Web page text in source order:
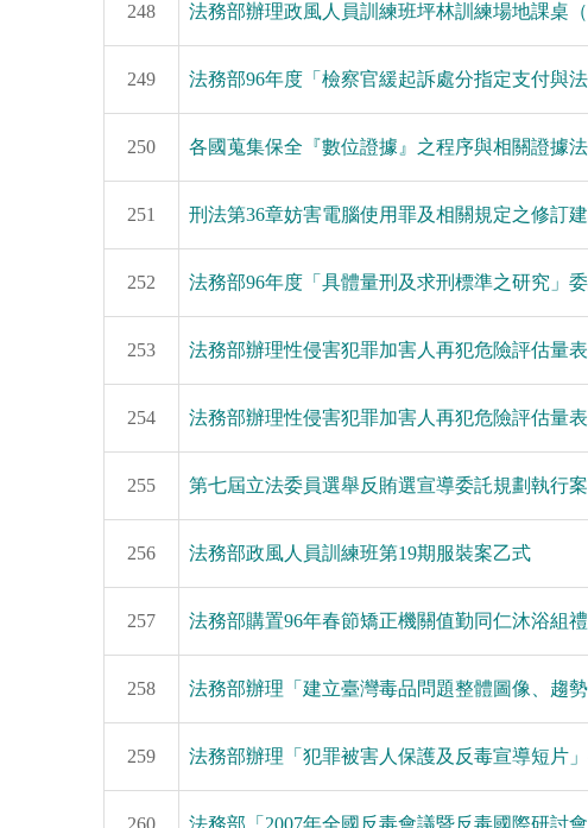
248 法務部辦理政風人員訓練班坪林訓練場地課桌
249 法務部96年度「檢察官緩起訴處分指定支付與
250 各國蒐集保全『數位證據』之程序與相關證據
251 刑法第36章妨害電腦使用罪及相關規定之修訂
252 法務部96年度「具體量刑及求刑標準之研究」
253 法務部辦理性侵害犯罪加害人再犯危險評估量
254 法務部辦理性侵害犯罪加害人再犯危險評估量
255 第七屆立法委員選舉反賄選宣導委託規劃執行案
256 法務部政風人員訓練班第19期服裝案乙式
257 法務部購置96年春節矯正機關值勤同仁沐浴組
258 法務部辦理「建立臺灣毒品問題整體圖像、趨
259 法務部辦理「犯罪被害人保護及反毒宣導短片